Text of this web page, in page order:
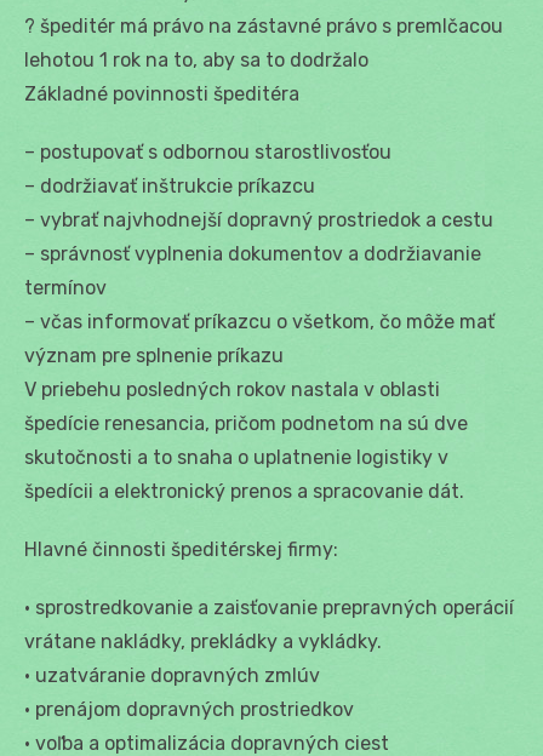
? špeditér má právo na zástavné právo s premlčacou
lehotou 1 rok na to, aby sa to dodržalo
Základné povinnosti špeditéra
– postupovať s odbornou starostlivosťou
– dodržiavať inštrukcie príkazcu
– vybrať najvhodnejší dopravný prostriedok a cestu
– správnosť vyplnenia dokumentov a dodržiavanie
termínov
– včas informovať príkazcu o všetkom, čo môže mať
význam pre splnenie príkazu
V priebehu posledných rokov nastala v oblasti
špedície renesancia, pričom podnetom na sú dve
skutočnosti a to snaha o uplatnenie logistiky v
špedícii a elektronický prenos a spracovanie dát.
Hlavné činnosti špeditérskej firmy:
• sprostredkovanie a zaisťovanie prepravných operácií
vrátane nakládky, prekládky a vykládky.
• uzatváranie dopravných zmlúv
• prenájom dopravných prostriedkov
• voľba a optimalizácia dopravných ciest